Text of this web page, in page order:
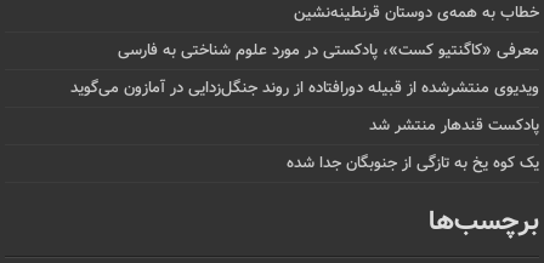
خطاب به همه‌ی دوستان قرنطینه‌نشین
معرفی «کاگنتیو کست»، پادکستی در مورد علوم شناختی به فارسی
ویدیوی منتشرشده از قبیله دورافتاده‌ از روند جنگل‌زدایی در آمازون می‌گوید
پادکست قندهار منتشر شد
یک کوه یخ به تازگی از جنوبگان جدا شده
برچسب‌ها